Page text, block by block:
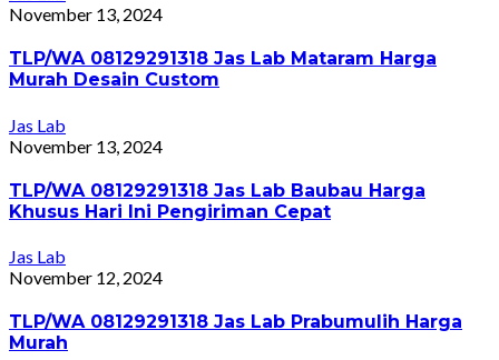
November 13, 2024
TLP/WA 08129291318 Jas Lab Mataram Harga
Murah Desain Custom
Jas Lab
November 13, 2024
TLP/WA 08129291318 Jas Lab Baubau Harga
Khusus Hari Ini Pengiriman Cepat
Jas Lab
November 12, 2024
TLP/WA 08129291318 Jas Lab Prabumulih Harga
Murah